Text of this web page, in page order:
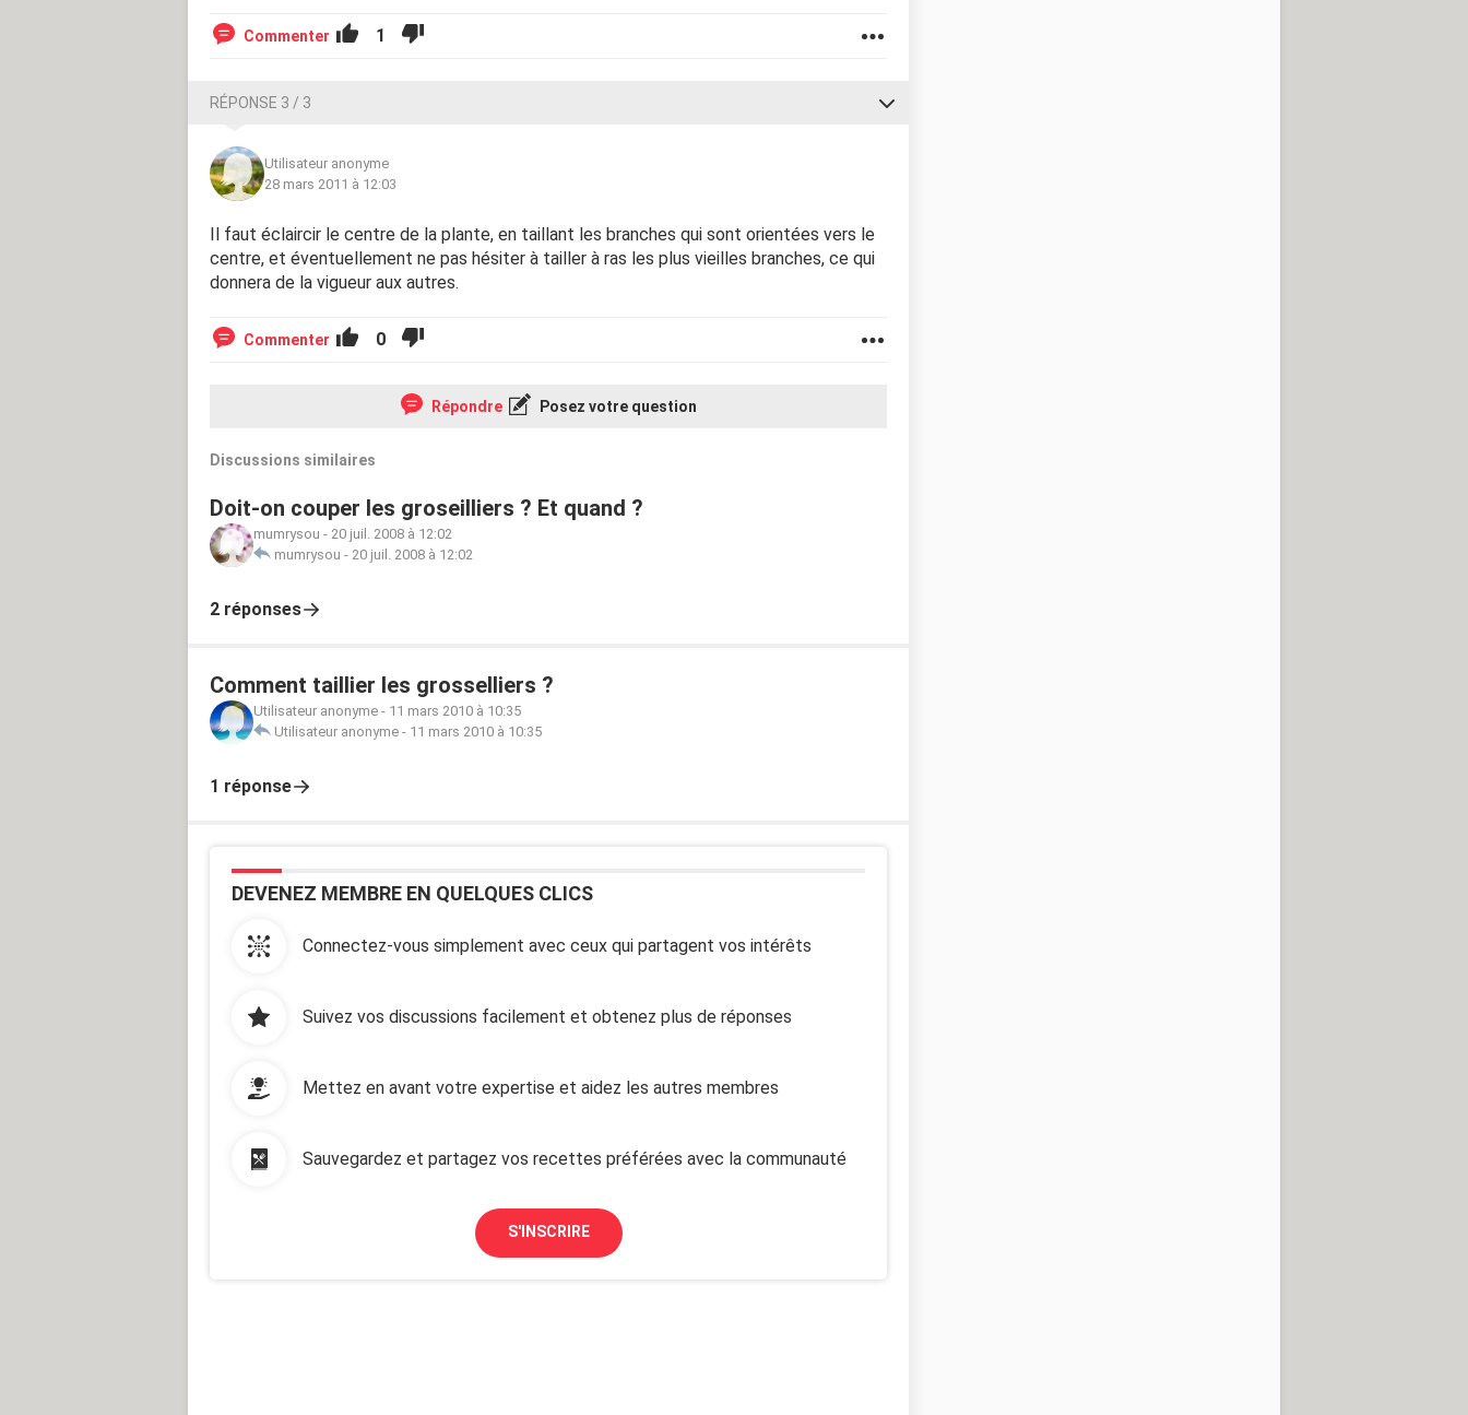
Commenter 1
RÉPONSE 3 / 3
Utilisateur anonyme
28 mars 2011 à 12:03
Il faut éclaircir le centre de la plante, en taillant les branches qui sont orientées vers le
centre, et éventuellement ne pas hésiter à tailler à ras les plus vieilles branches, ce qui
donnera de la vigueur aux autres.
Commenter 0
Répondre Posez votre question
Discussions similaires
Doit-on couper les groseilliers ? Et quand ?
mumrysou - 20 juil. 2008 à 12:02
mumrysou - 20 juil. 2008 à 12:02
2 réponses
Comment taillier les grosselliers ?
Utilisateur anonyme - 11 mars 2010 à 10:35
Utilisateur anonyme - 11 mars 2010 à 10:35
1 réponse
DEVENEZ MEMBRE EN QUELQUES CLICS
Connectez-vous simplement avec ceux qui partagent vos intérêts
Suivez vos discussions facilement et obtenez plus de réponses
Mettez en avant votre expertise et aidez les autres membres
Sauvegardez et partagez vos recettes préférées avec la communauté
S'INSCRIRE